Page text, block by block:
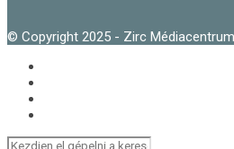
© Copyright 2025 - Zirc Médiacentrum